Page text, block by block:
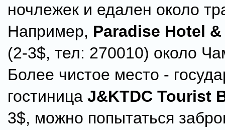
ночлежек и едален около
Например, Paradise Hotel
(2-3$, тел: 270010) около
Более чистое место -
гостиница J&KTDC Tourist
3$, можно попытаться